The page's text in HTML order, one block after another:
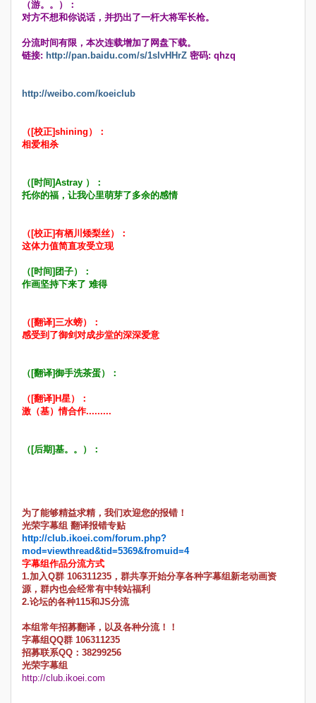
（游。。）：
对方不想和你说话，并扔出了一杆大将军长枪。
分流时间有限，本次连载增加了网盘下载。
链接: http://pan.baidu.com/s/1slvHHrZ 密码: qhzq
http://weibo.com/koeiclub
（[校正]shining）：
相爱相杀
（[时间]Astray ）：
托你的福，让我心里萌芽了多余的感情
（[校正]有栖川矮梨丝）：
这体力值简直攻受立现
（[时间]团子）：
作画坚持下来了 难得
（[翻译]三水螃）：
感受到了御剑对成步堂的深深爱意
（[翻译]御手洗茶蛋）：
（[翻译]H星）：
激（基）情合作.........
（[后期]基。。）：
为了能够精益求精，我们欢迎您的报错！
光荣字幕组 翻译报错专贴
http://club.ikoei.com/forum.php?
mod=viewthread&tid=5369&fromuid=4
字幕组作品分流方式
1.加入Q群 106311235，群共享开始分享各种字幕组新老动画资
源，群内也会经常有中转站福利
2.论坛的各种115和JS分流
本组常年招募翻译，以及各种分流！！
字幕组QQ群 106311235
招募联系QQ：38299256
光荣字幕组
http://club.ikoei.com